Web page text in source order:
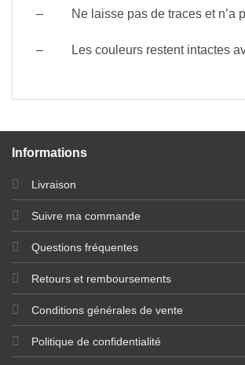
– Ne laisse pas de traces et n’a
– Les couleurs restent intactes
Informations
Livraison
Suivre ma commande
Questions fréquentes
Retours et remboursements
Conditions générales de vente
Politique de confidentialité